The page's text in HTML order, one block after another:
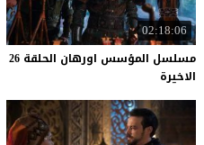
02:18:06
مسلسل المؤسس اورهان الحلقة 26
الاخيرة